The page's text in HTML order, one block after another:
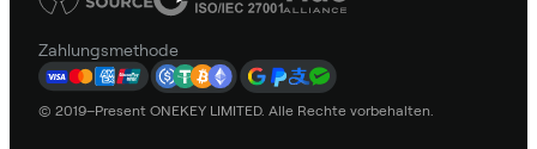
Zahlungsmethode
© 2019–Present ONEKEY LIMITED. Alle Rechte vorbehalten.